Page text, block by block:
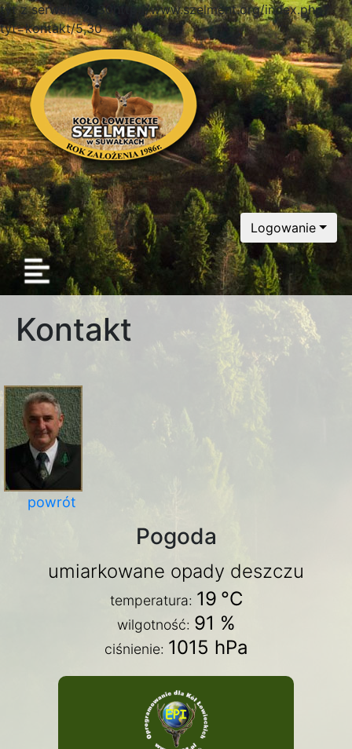
tyt z serwera 2: 30http://www.szelment.org/index.php?
tyt=kontakt/5,30
Logowanie
Kontakt
powrót
Pogoda
umiarkowane opady deszczu
temperatura: 19 °C
wilgotność: 91 %
ciśnienie: 1015 hPa